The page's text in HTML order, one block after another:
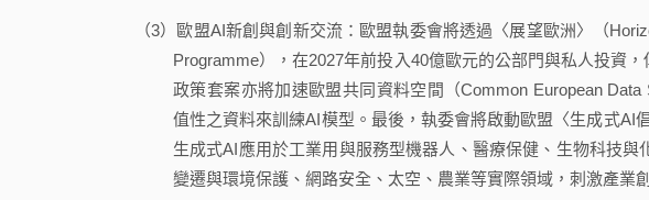
（3）歐盟AI新創與創新交流：歐盟執委會將透過〈展望歐洲〉（
Programme），在2027年前投入40億歐元的公部門與私人投資
政策套案亦將加速歐盟共同資料空間（Common European
值性之資料來訓練AI模型。最後，執委會將啟動歐盟〈生成式AI
生成式AI應用於工業用與服務型機器人、醫療保健、生物科技
變遷與環境保護、網路安全、太空、農業等實際領域，刺激產業